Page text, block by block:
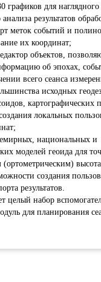
графиков для наглядного
результатов
меток событий и
их координат;
объектов,
об эпохах,
всего сеанса
исходных
картографических
локальных
национальных и
моделей геоида для
создания
результатов.
целый набор
для планирования
- 33 - 54
- 26 - 94